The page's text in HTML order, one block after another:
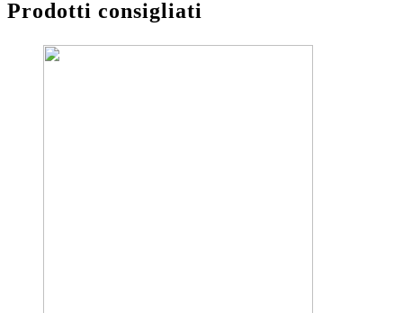
Prodotti consigliati